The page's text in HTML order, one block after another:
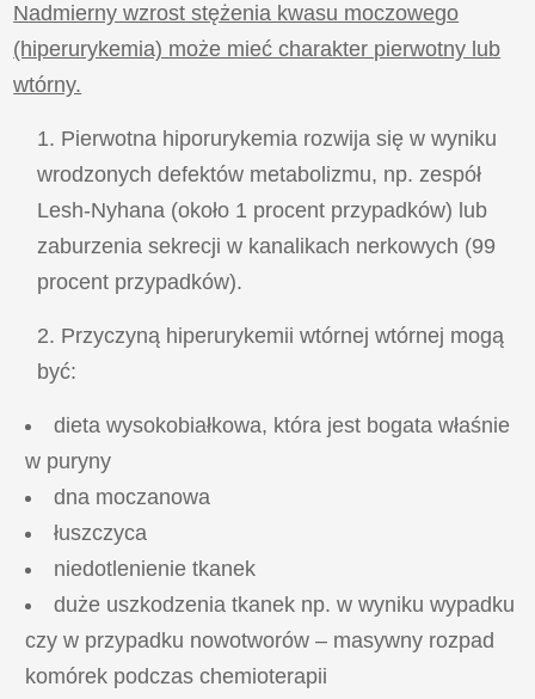
Nadmierny wzrost stężenia kwasu moczowego
(hiperurykemia) może mieć charakter pierwotny lub
wtórny.
Pierwotna hiporurykemia rozwija się w wyniku
wrodzonych defektów metabolizmu, np. zespół
Lesh-Nyhana (około 1 procent przypadków) lub
zaburzenia sekrecji w kanalikach nerkowych (99
procent przypadków).
Przyczyną hiperurykemii wtórnej wtórnej mogą
być:
dieta wysokobiałkowa, która jest bogata właśnie
w puryny
dna moczanowa
łuszczyca
niedotlenienie tkanek
duże uszkodzenia tkanek np. w wyniku wypadku
czy w przypadku nowotworów – masywny rozpad
komórek podczas chemioterapii